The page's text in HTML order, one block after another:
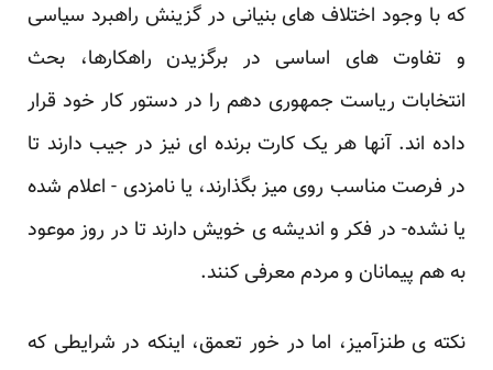
که با وجود اختلاف های بنیانی در گزینش راهبرد ‏سیاسی
و تفاوت های اساسی در برگزیدن راهکارها، بحث
انتخابات ریاست جمهوری دهم را در دستور کار ‏خود قرار
داده اند. آنها هر یک کارت برنده ای نیز در جیب دارند تا
در فرصت مناسب روی میز بگذارند، یا ‏نامزدی - اعلام شده
یا نشده- در فکر و اندیشه ی خویش دارند تا در روز موعود
به هم پیمانان و مردم معرفی ‏کنند.‏
نکته ی طنزآمیز، اما در خور تعمق، اینکه در شرایطی که